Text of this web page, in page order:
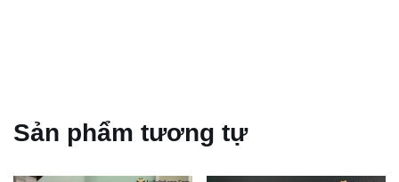
Sản phẩm tương tự